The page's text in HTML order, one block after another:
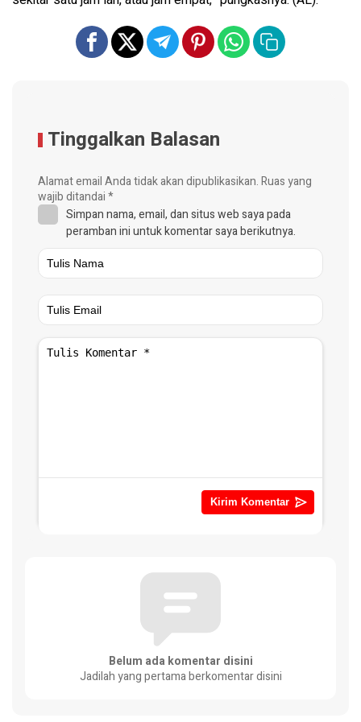
Tinggalkan Balasan
Alamat email Anda tidak akan dipublikasikan.Ruas yang
wajib ditandai*
Simpan nama, email, dan situs web saya pada
peramban ini untuk komentar saya berikutnya.
Belum ada komentar disini
Jadilah yang pertama berkomentar disini